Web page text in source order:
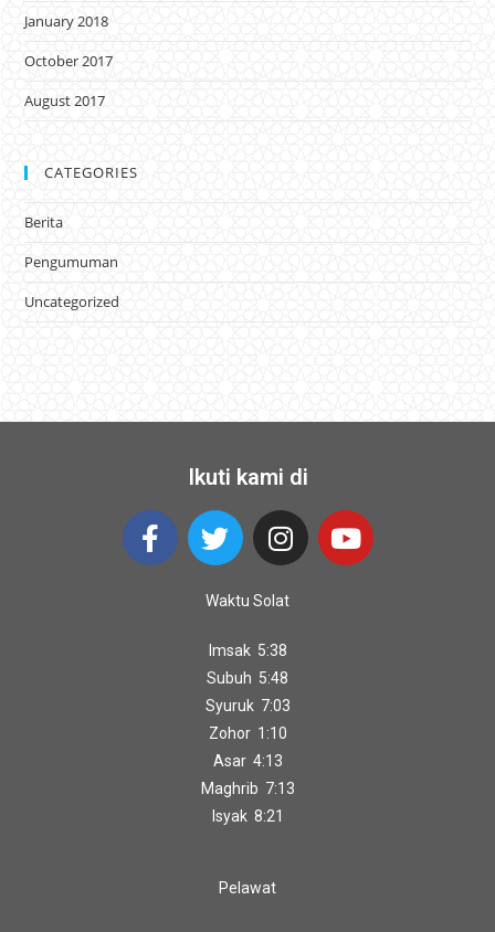
January 2018
October 2017
August 2017
CATEGORIES
Berita
Pengumuman
Uncategorized
Ikuti kami di
Waktu Solat
Imsak 5:38
Subuh 5:48
Syuruk 7:03
Zohor 1:10
Asar 4:13
Maghrib 7:13
Isyak 8:21
Pelawat